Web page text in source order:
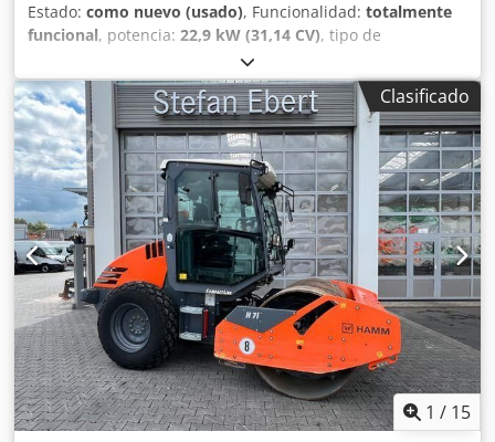
Estado: como nuevo (usado), Funcionalidad: totalmente
funcional, potencia: 22,9 kW (31,14 CV), tipo de
naranja
kg, Año de fabricación:2015, horas de funcionamiento:
300 h, Rodillo tándem Hamm HD12 VO con oscilación Año
de fabricación: 2015 300 horas de uso Motor Kubota de
22,9 kW Peso: de 2.570 kg a 3.470 kg Rodillo cortabordes
Dcsdszhkldspfx Anuok ¡ESTADO COMO NUEVO!
Clasificado
1 / 15